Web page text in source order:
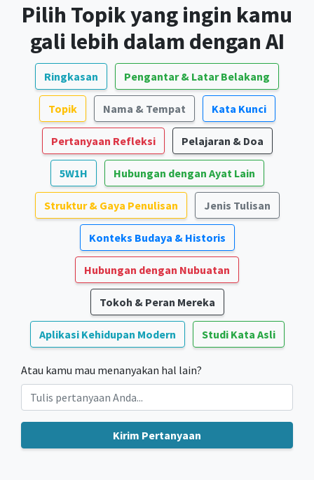
Pilih Topik yang ingin kamu
gali lebih dalam dengan AI
Ringkasan Pengantar & Latar Belakang
Topik Nama & Tempat Kata Kunci
Pertanyaan Refleksi Pelajaran & Doa
5W1H Hubungan dengan Ayat Lain
Struktur & Gaya Penulisan Jenis Tulisan
Konteks Budaya & Historis
Hubungan dengan Nubuatan
Tokoh & Peran Mereka
Aplikasi Kehidupan Modern Studi Kata Asli
Atau kamu mau menanyakan hal lain?
Kirim Pertanyaan